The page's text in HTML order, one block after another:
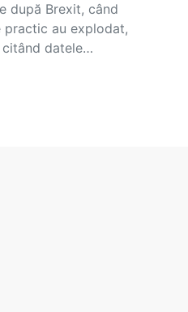
după Brexit, când
au explodat,
citând datele…